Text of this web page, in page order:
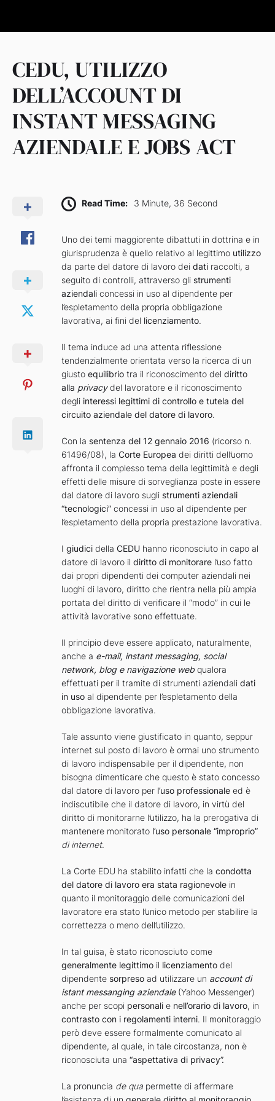
CEDU, UTILIZZO
DELL’ACCOUNT DI
INSTANT MESSAGING
AZIENDALE E JOBS ACT
Read Time: 3 Minute, 36 Second
Uno dei temi maggiorente dibattuti in dottrina e in
giurisprudenza è quello relativo al legittimo utilizzo
da parte del datore di lavoro dei dati raccolti, a
seguito di controlli, attraverso gli strumenti
aziendali concessi in uso al dipendente per
l’espletamento della propria obbligazione
lavorativa, ai fini del licenziamento.
Il tema induce ad una attenta riflessione
tendenzialmente orientata verso la ricerca di un
giusto equilibrio tra il riconoscimento del diritto
alla privacydel lavoratore e il riconoscimento
degli interessi legittimi di controllo e tutela del
circuito aziendale del datore di lavoro.
Con la sentenza del 12 gennaio 2016 (ricorso n.
61496/08), la Corte Europea dei diritti dell’uomo
affronta il complesso tema della legittimità e degli
effetti delle misure di sorveglianza poste in essere
dal datore di lavoro sugli strumenti aziendali
“tecnologici” concessi in uso al dipendente per
l’espletamento della propria prestazione lavorativa.
I giudici della CEDU hanno riconosciuto in capo al
datore di lavoro il diritto di monitorare l’uso fatto
dai propri dipendenti dei computer aziendali nei
luoghi di lavoro, diritto che rientra nella più ampia
portata del diritto di verificare il “modo” in cui le
attività lavorative sono effettuate.
Il principio deve essere applicato, naturalmente,
anche a e-mail, instant messaging, social
network, blog e navigazione web qualora
effettuati per il tramite di strumenti aziendali dati
in uso al dipendente per l’espletamento della
obbligazione lavorativa.
Tale assunto viene giustificato in quanto, seppur
internet sul posto di lavoro è ormai uno strumento
di lavoro indispensabile per il dipendente, non
bisogna dimenticare che questo è stato concesso
dal datore di lavoro per l’uso professionale ed è
indiscutibile che il datore di lavoro, in virtù del
diritto di monitorarne l’utilizzo, ha la prerogativa di
mantenere monitorato l’uso personale “improprio”
di internet.
La Corte EDU ha stabilito infatti che la condotta
del datore di lavoro era stata ragionevole in
quanto il monitoraggio delle comunicazioni del
lavoratore era stato l’unico metodo per stabilire la
correttezza o meno dell’utilizzo.
In tal guisa, è stato riconosciuto come
generalmente legittimo il licenziamento del
dipendente sorpreso ad utilizzare un account di
istant messanging aziendale(Yahoo Messenger)
anche per scopi personali e nell’orario di lavoro, in
contrasto con i regolamenti interni. Il monitoraggio
però deve essere formalmente comunicato al
dipendente, al quale, in tale circostanza, non è
riconosciuta una “aspettativa di privacy”.
La pronuncia de qua permette di affermare